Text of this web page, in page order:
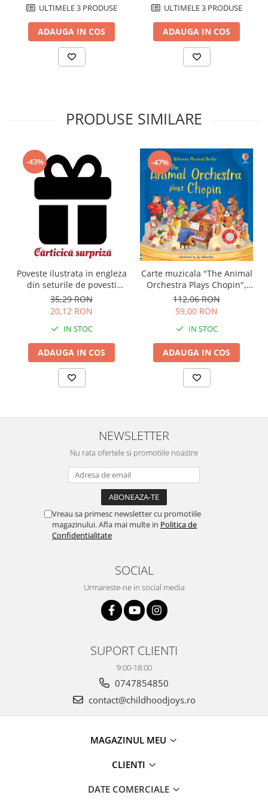
ULTIMELE 3 PRODUSE
ADAUGA IN COS
ULTIMELE 3 PRODUSE
ADAUGA IN COS
PRODUSE SIMILARE
-43%
Poveste ilustrata in engleza
din seturile de povesti
Usborne
35,29 RON
20,12 RON
IN STOC
ADAUGA IN COS
-47%
Carte muzicala "The Animal
Orchestra Plays Chopin",
cartonata, Usborne
112,06 RON
59,00 RON
IN STOC
ADAUGA IN COS
NEWSLETTER
Nu rata ofertele si promotiile noastre
Vreau sa primesc newsletter cu promotiile
magazinului. Afla mai multe in Politica de
Confidentialitate
SOCIAL
Urmareste-ne in social media
SUPORT CLIENTI
9:00-18:00
0747854850
contact@childhoodjoys.ro
MAGAZINUL MEU
CLIENTI
DATE COMERCIALE